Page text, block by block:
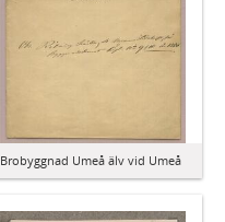
Brobyggnad Umeå älv vid Umeå